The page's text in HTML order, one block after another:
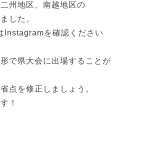
州地区、南越地区の
した。
を確認ください
で県大会に出場することが
点を修正しましょう。
！